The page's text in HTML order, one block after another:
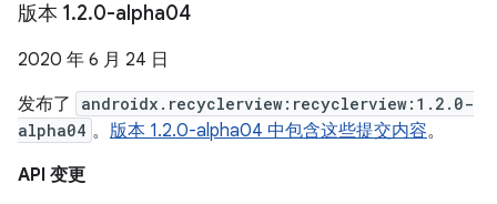
版本 1.2.0-alpha04
2020 年 6 月 24 日
发布了
androidx.recyclerview:recyclerview:1.2.0-
alpha04 。 版本 1.2.0-alpha04 中包含这些提交内容。
API 变更